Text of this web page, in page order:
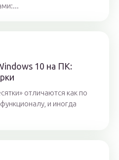
10 на ПК:
отличаются как по
и иногда